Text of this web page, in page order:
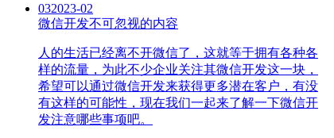
032023-02
微信开发不可忽视的内容
人的生活已经离不开微信了，这就等于拥有各种各
样的流量，为此不少企业关注其微信开发这一块，
希望可以通过微信开发来获得更多潜在客户，有没
有这样的可能性，现在我们一起来了解一下微信开
发注意哪些事项吧。